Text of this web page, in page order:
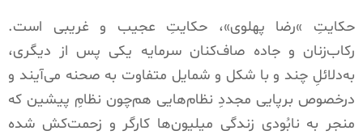
حکایتِ »رضا پهلوی»، حکایتِ عجیب و غریبی است.
رکاب‌زنان و جاده صاف‌کنان سرمایه یکی پس از دیگری،
به‌دلائلِ چند و با شکل و شمایل متفاوت به صحنه می‌آیند و
درخصوص برپایی مجددِ نظام‌هایی هم‌چون نظامِ پیشین که
منجر به نابُودی زندگی میلیون‌ها کارگر و زحمت‌کش شده